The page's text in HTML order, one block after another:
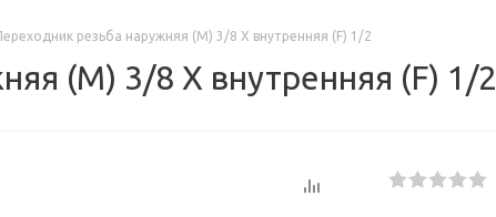
резьба наружняя (М) 3/8 Х внутренняя (F) 1/2
(М) 3/8 Х внутренняя (F) 1/2